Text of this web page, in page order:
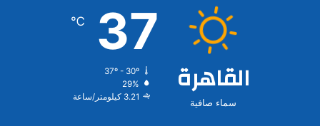
القاهرة
سماء صافية
37
℃
37º - 30º
29%
3.21 كيلومتر/ساعة